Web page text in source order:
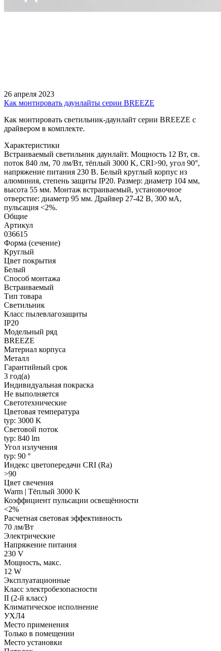
26 апреля 2023
Как монтировать даунлайты серии BREEZE
Как монтировать светильник-даунлайт серии BREEZE с
драйвером в комплекте.
Характеристики
Встраиваемый светильник даунлайт. Мощность 12 Вт, св.
поток 840 лм, 70 лм/Вт, тёплый 3000 K, CRI>90, угол 90°,
напряжение питания 230 В. Белый круглый корпус из
алюминия, степень защиты IP20. Размер: диаметр 104 мм,
высота 55 мм. Монтаж встраиваемый, установочное
отверстие: диаметр 95 мм. Драйвер 27-42 В, 300 мА,
пульсация <2%.
Общие
Артикул
036615
Форма (сечение)
Круглый
Цвет покрытия
Белый
Способ монтажа
Встраиваемый
Тип товара
Светильник
Класс пылевлагозащиты
IP20
Модельный ряд
BREEZE
Материал корпуса
Металл
Гарантийный срок
3 год(а)
Индивидуальная покраска
Не выполняется
Светотехнические
Цветовая температура
typ: 3000 K
Световой поток
typ: 840 lm
Угол излучения
typ: 90 °
Индекс цветопередачи CRI (Ra)
>90
Цвет свечения
Warm | Тёплый 3000 K
Коэффициент пульсации освещённости
<2%
Расчетная световая эффективность
70 лм/Вт
Электрические
Напряжение питания
230 V
Мощность, макс.
12 W
Эксплуатационные
Класс электробезопасности
II (2-й класс)
Климатическое исполнение
УХЛ4
Место применения
Только в помещении
Место установки